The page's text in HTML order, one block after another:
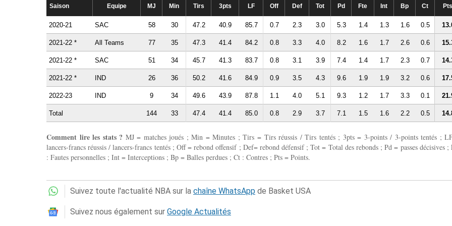
Saison Equipe MJ Min Tirs 3pts LF Off Def Tot Pd Fte Int Bp Ct Pts
2020-21 SAC 58 30 47.2 40.9 85.7 0.7 2.3 3.0 5.3 1.4 1.3 1.6 0.5
2021-22 * All Teams 77 35 47.3 41.4 84.2 0.8 3.3 4.0 8.2 1.6 1.7 2.6 0.6
2021-22 * SAC 51 34 45.7 41.3 83.7 0.8 3.1 3.9 7.4 1.4 1.7 2.3 0.7
2021-22 * IND 26 36 50.2 41.6 84.9 0.9 3.5 4.3 9.6 1.9 1.9 3.2 0.6
2022-23 IND 9 34 49.6 43.9 87.8 1.1 4.0 5.1 9.3 1.2 1.7 3.3 0.1
Total 144 33 47.4 41.4 85.0 0.8 2.9 3.7 7.1 1.5 1.6 2.2 0.5
Comment lire les stats ? MJ = matches joués ; Min = Minutes ; Tirs = Tirs réussis / Tirs tentés ; 3pts = 3-points / 3-points tentés ;
lancers-francs réussis / lancers-francs tentés ; Off = rebond offensif ; Def= rebond défensif ; Tot = Total des rebonds ; Pd = passes décisives ;
: Fautes personnelles ; Int = Interceptions ; Bp = Balles perdues ; Ct : Contres ; Pts = Points.
Suivez toute l'actualité NBA sur la chaîne WhatsApp de Basket USA
Suivez nous également sur Google Actualités